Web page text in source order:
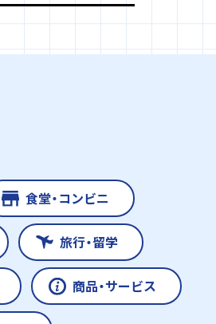
食堂・コンビニ
旅行・留学
商品・サービス